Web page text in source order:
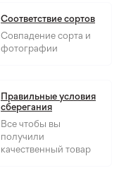
Соответствие сортов
Совпадение сорта и
фотографии
Правильные условия
сберегания
Все чтобы вы
получили
качественный товар